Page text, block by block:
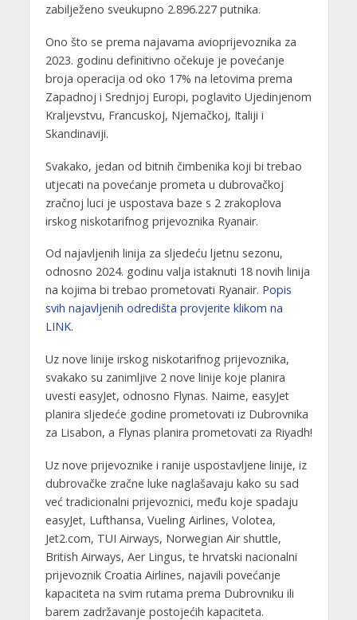
zabilježeno sveukupno 2.896.227 putnika.
Ono što se prema najavama avioprijevoznika za
2023. godinu definitivno očekuje je povećanje
broja operacija od oko 17% na letovima prema
Zapadnoj i Srednjoj Europi, poglavito Ujedinjenom
Kraljevstvu, Francuskoj, Njemačkoj, Italiji i
Skandinaviji.
Svakako, jedan od bitnih čimbenika koji bi trebao
utjecati na povećanje prometa u dubrovačkoj
zračnoj luci je uspostava baze s 2 zrakoplova
irskog niskotarifnog prijevoznika Ryanair.
Od najavljenih linija za sljedeću ljetnu sezonu,
odnosno 2024. godinu valja istaknuti 18 novih linija
na kojima bi trebao prometovati Ryanair. Popis
svih najavljenih odredišta provjerite klikom na
LINK.
Uz nove linije irskog niskotarifnog prijevoznika,
svakako su zanimljive 2 nove linije koje planira
uvesti easyJet, odnosno Flynas. Naime, easyJet
planira sljedeće godine prometovati iz Dubrovnika
za Lisabon, a Flynas planira prometovati za Riyadh!
Uz nove prijevoznike i ranije uspostavljene linije, iz
dubrovačke zračne luke naglašavaju kako su sad
već tradicionalni prijevoznici, među koje spadaju
easyJet, Lufthansa, Vueling Airlines, Volotea,
Jet2.com, TUI Airways, Norwegian Air shuttle,
British Airways, Aer Lingus, te hrvatski nacionalni
prijevoznik Croatia Airlines, najavili povećanje
kapaciteta na svim rutama prema Dubrovniku ili
barem zadržavanje postojećih kapaciteta.